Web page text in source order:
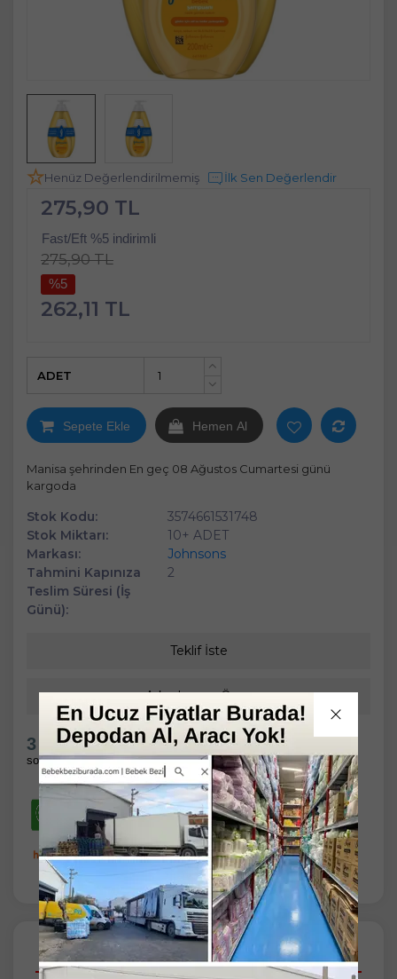
Henüz Değerlendirilmemiş İlk Sen Değerlendir
275,90 TL
Fast/Eft %5 indirimli
275,90 TL
%5
262,11 TL
+
ADET
Sepete Ekle Hemen Al
Manisa şehrinden En geç 08 Ağustos Cumartesi günü
kargoda
Stok Kodu:
3574661531748
Stok Miktarı:
10+ ADET
Markası:
Johnsons
Tahmini Kapınıza
Teslim Süresi (İş
Günü):
2
Teklif İste
Arkadaşıma Öner
3 Gün 2 Saat 35 Dakika
sonra kargoda
Açıklamalar